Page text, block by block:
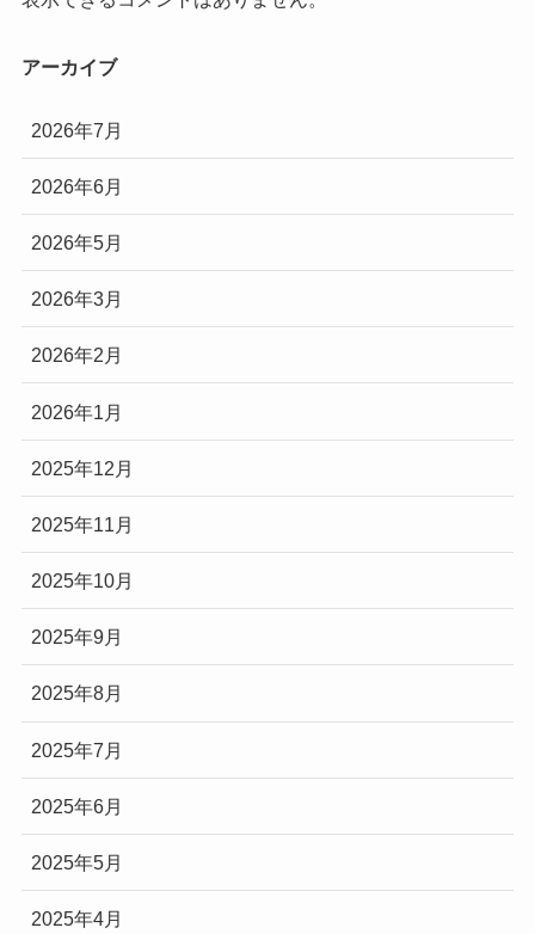
アーカイブ
2026年7月
2026年6月
2026年5月
2026年3月
2026年2月
2026年1月
2025年12月
2025年11月
2025年10月
2025年9月
2025年8月
2025年7月
2025年6月
2025年5月
2025年4月